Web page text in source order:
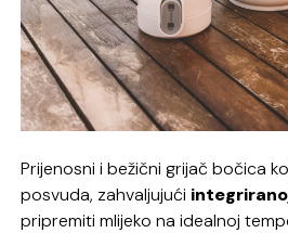
Prijenosni i bežični grijač bočica
posvuda, zahvaljujući
pripremiti mlijeko na idealnoj